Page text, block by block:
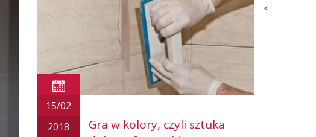
<
15/02
2018
Gra w kolory, czyli sztuka